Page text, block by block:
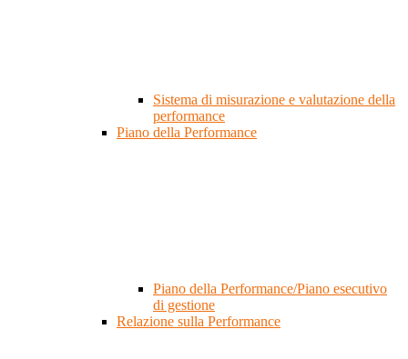
Sistema di misurazione e valutazione della
performance
Piano della Performance
Piano della Performance/Piano esecutivo
di gestione
Relazione sulla Performance